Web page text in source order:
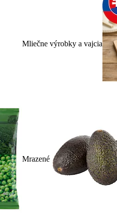
Mliečne výrobky a vajcia
Mrazené